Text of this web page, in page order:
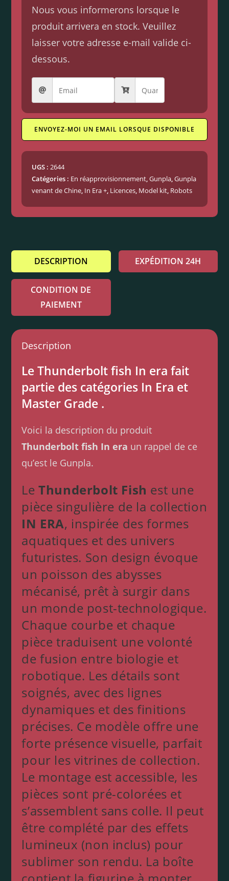
Nous vous informerons lorsque le
produit arrivera en stock. Veuillez
laisser votre adresse e-mail valide ci-
dessous.
ENVOYEZ-MOI UN EMAIL LORSQUE DISPONIBLE
UGS :2644
Catégories : En réapprovisionnement,Gunpla,Gunpla
venant de Chine, In Era +, Licences, Model kit, Robots
DESCRIPTION EXPÉDITION 24H
CONDITION DE
PAIEMENT
Description
Le Thunderbolt fish In era fait
partie des catégories In Era et
Master Grade .
Voici la description du produit
Thunderbolt fish In era un rappel de ce
qu’est le Gunpla.
LeThunderbolt Fish est une
pièce singulière de la collection
IN ERA, inspirée des formes
aquatiques et des univers
futuristes. Son design évoque
un poisson des abysses
mécanisé, prêt à surgir dans
un monde post-technologique.
Chaque courbe et chaque
pièce traduisent une volonté
de fusion entre biologie et
robotique. Les détails sont
soignés, avec des lignes
dynamiques et des finitions
précises. Ce modèle offre une
forte présence visuelle, parfait
pour les vitrines de collection.
Le montage est accessible, les
pièces sont pré-colorées et
s’assemblent sans colle. Il peut
être complété par des effets
lumineux (non inclus) pour
sublimer son rendu. La boîte